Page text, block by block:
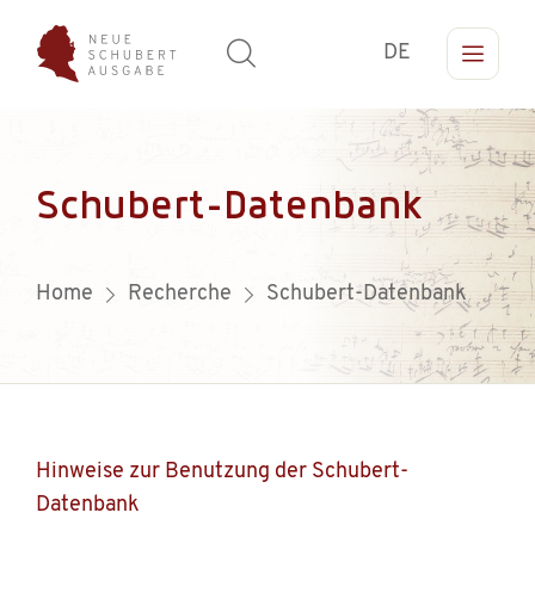
DE
Schubert-Datenbank
Home Recherche Schubert-Datenbank
Hinweise zur Benutzung der Schubert-
Datenbank